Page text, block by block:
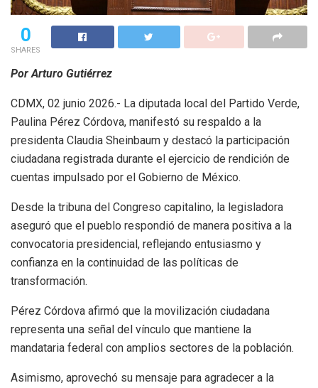
0
SHARES
Por Arturo Gutiérrez
CDMX, 02 junio 2026.- La diputada local del Partido Verde,
Paulina Pérez Córdova, manifestó su respaldo a la
presidenta Claudia Sheinbaum y destacó la participación
ciudadana registrada durante el ejercicio de rendición de
cuentas impulsado por el Gobierno de México.
Desde la tribuna del Congreso capitalino, la legisladora
aseguró que el pueblo respondió de manera positiva a la
convocatoria presidencial, reflejando entusiasmo y
confianza en la continuidad de las políticas de
transformación.
Pérez Córdova afirmó que la movilización ciudadana
representa una señal del vínculo que mantiene la
mandataria federal con amplios sectores de la población.
Asimismo, aprovechó su mensaje para agradecer a la